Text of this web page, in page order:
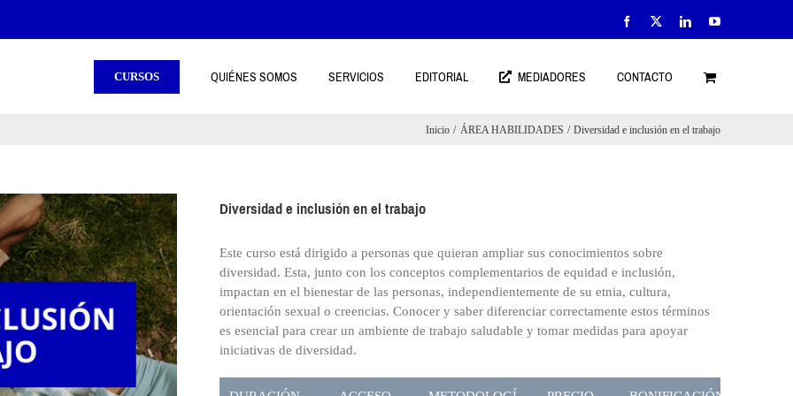
Facebook LinkedInYouTube
CURSOS QUIÉNES SOMOS SERVICIOS EDITORIAL MEDIADORES CONTACTO
Inicio ÁREA HABILIDADES Diversidad e inclusión en el trabajo
Diversidad e inclusión en el trabajo
Este curso está dirigido a personas que quieran ampliar sus conocimientos sobre
diversidad. Esta, junto con los conceptos complementarios de equidad e inclusión,
impactan en el bienestar de las personas, independientemente de su etnia, cultura,
orientación sexual o creencias. Conocer y saber diferenciar correctamente estos términos
es esencial para crear un ambiente de trabajo saludable y tomar medidas para apoyar
iniciativas de diversidad.